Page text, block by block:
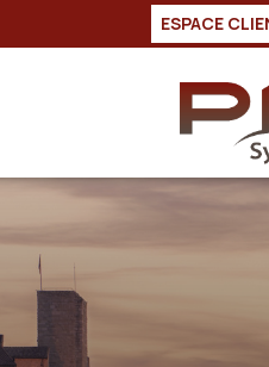
ESPACE